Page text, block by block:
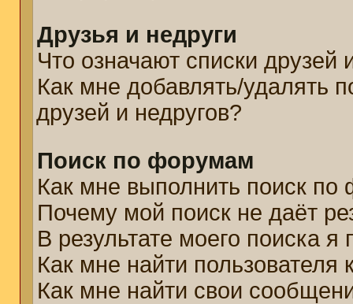
Друзья и недруги
Что означают списки друзей
Как мне добавлять/удалять
друзей и недругов?
Поиск по форумам
Как мне выполнить поиск
Почему мой поиск не даёт
В результате моего поиска
Как мне найти пользователя
Как мне найти свои